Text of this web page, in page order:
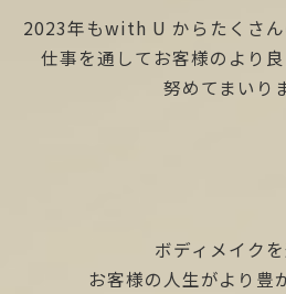
2023年もwith U からたくさ
仕事を通してお客様のより
努めてまいり
ボディメイク
お客様の人生がより豊